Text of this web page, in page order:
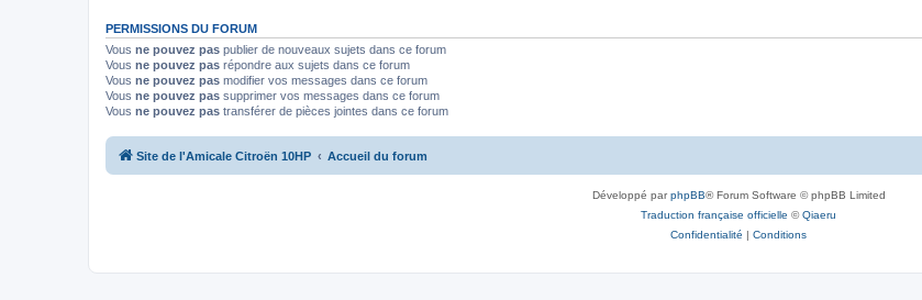
PERMISSIONS DU FORUM
Vous ne pouvez pas publier de nouveaux sujets dans ce forum
Vous ne pouvez pas répondre aux sujets dans ce forum
Vous ne pouvez pas modifier vos messages dans ce forum
Vous ne pouvez pas supprimer vos messages dans ce forum
Vous ne pouvez pas transférer de pièces jointes dans ce forum
Site de l'Amicale Citroën 10HP Accueil du forum
Développé parphpBB® Forum Software © phpBB Limited
Traduction française officielle ©Qiaeru
Confidentialité | Conditions